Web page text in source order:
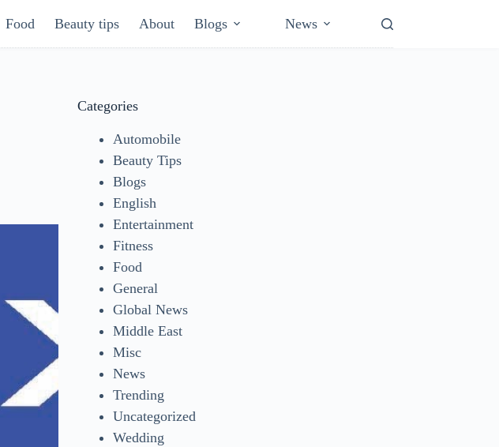
Food Beauty tips About Blogs News
Categories
Automobile
Beauty Tips
Blogs
English
Entertainment
Fitness
Food
General
Global News
Middle East
Misc
News
Trending
Uncategorized
Wedding